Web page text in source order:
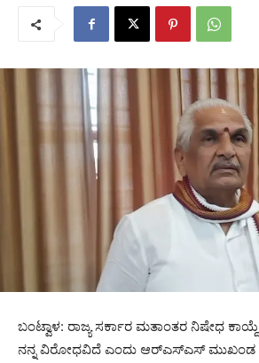
ಬಂಟ್ವಾಳ: ರಾಜ್ಯ ಸರ್ಕಾರ ಮತಾಂತರ ನಿಷೇಧ ಕಾಯ್ದೆ
ನನ್ನ ವಿರೋಧವಿದೆ ಎಂದು ಆರ್‍ಎಸ್‍ಎಸ್ ಮುಖಂಡ